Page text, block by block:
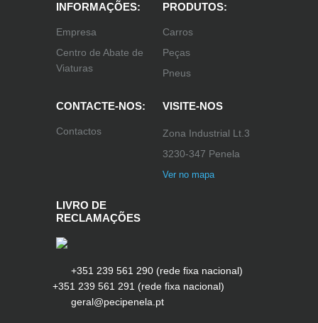
INFORMAÇÕES:
Empresa
Centro de Abate de
Viaturas
PRODUTOS:
Carros
Peças
Pneus
CONTACTE-NOS:
Contactos
VISITE-NOS
Zona Industrial Lt.3
3230-347 Penela
Ver no mapa
LIVRO DE
RECLAMAÇÕES
+351 239 561 290 (rede fixa nacional)
+351 239 561 291 (rede fixa nacional)
geral@pecipenela.pt